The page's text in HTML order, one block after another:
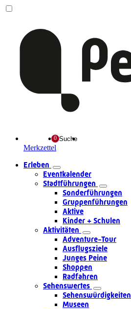
Merkzettel
Suche
Erleben
Eventkalender
Stadtführungen
Sonderführungen
Gruppenführungen
Aktive
Kinder + Schulen
Aktivitäten
Adventure-Tour
Ausflugsziele
Junges Peine
Shoppen
Radfahren
Sehenswertes
Sehenswürdigkeiten
Museen